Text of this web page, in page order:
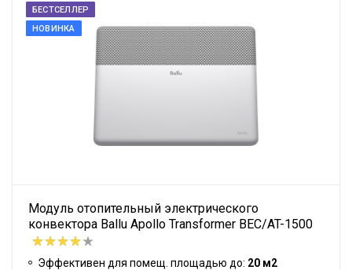
БЕСТСЕЛЛЕР
НОВИНКА
Модуль отопительный электрического
конвектора Ballu Apollo Transformer BEC/AT-1500
Эффективен для помещ. площадью до: 20 м2